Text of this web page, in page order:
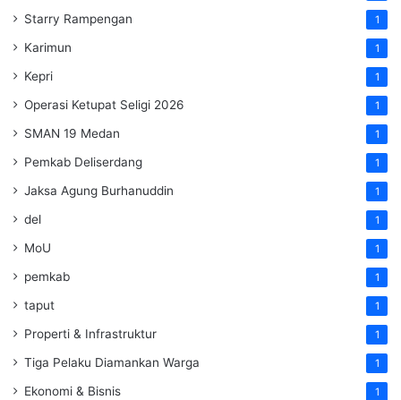
Starry Rampengan 1
Karimun 1
Kepri 1
Operasi Ketupat Seligi 2026 1
SMAN 19 Medan 1
Pemkab Deliserdang 1
Jaksa Agung Burhanuddin 1
del 1
MoU 1
pemkab 1
taput 1
Properti & Infrastruktur 1
Tiga Pelaku Diamankan Warga 1
Ekonomi & Bisnis 1